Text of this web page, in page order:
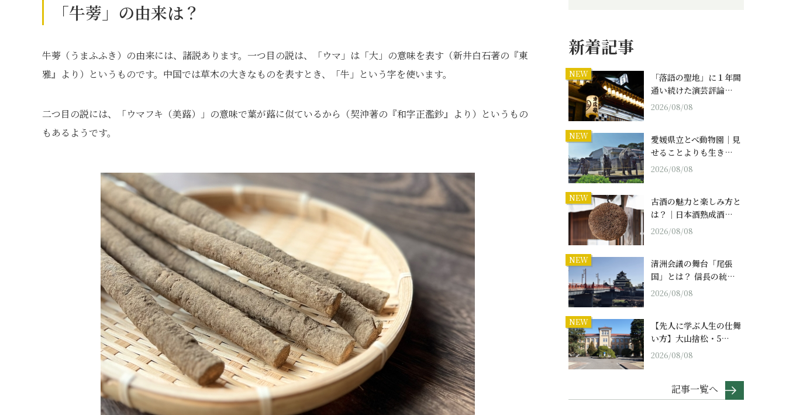
「牛蒡」の由来は？
牛蒡（うまふふき）の由来には、諸説あります。一つ目の説は、「ウマ」は「大」の意味を表す（新井白石著の『東
雅』より）というものです。中国では草木の大きなものを表すとき、「牛」という字を使います。
二つ目の説には、「ウマフキ（美蕗）」の意味で葉が蕗に似ているから（契沖著の『和字正濫鈔』より）というもの
もあるようです。
新着記事
NEW
「落語の聖地」に１年間
通い続けた演芸評論…
2026/08/08
NEW
愛媛県立とべ動物園｜見
せることよりも生き…
2026/08/08
NEW
古酒の魅力と楽しみ方と
は？｜日本酒熟成酒…
2026/08/08
NEW
清洲会議の舞台「尾張
国」とは？ 信長の統…
2026/08/08
NEW
【先人に学ぶ人生の仕舞
い方】大山捨松・5…
2026/08/08
記事一覧へ